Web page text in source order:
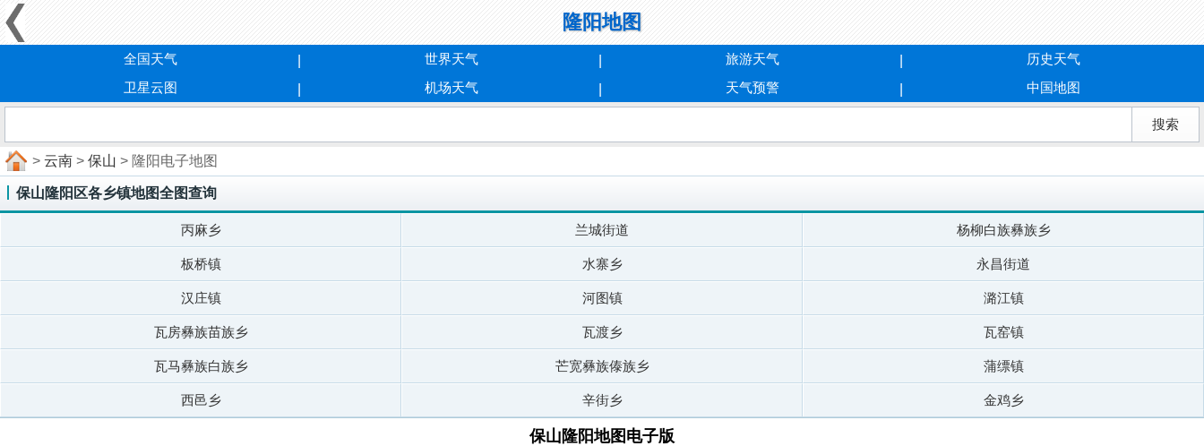
隆阳地图
全国天气 世界天气 旅游天气
历史天气
卫星云图
机场天气 天气预警 中国地图
> 云南 > 保山 > 隆阳电子地图
保山隆阳区各乡镇地图全图查询
丙麻乡 兰城街道 杨柳白族彝族乡
板桥镇 水寨乡 永昌街道
汉庄镇 河图镇 潞江镇
瓦房彝族苗族乡 瓦渡乡 瓦窑镇
瓦马彝族白族乡 芒宽彝族傣族乡 蒲缥镇
西邑乡 辛街乡 金鸡乡
保山隆阳地图电子版